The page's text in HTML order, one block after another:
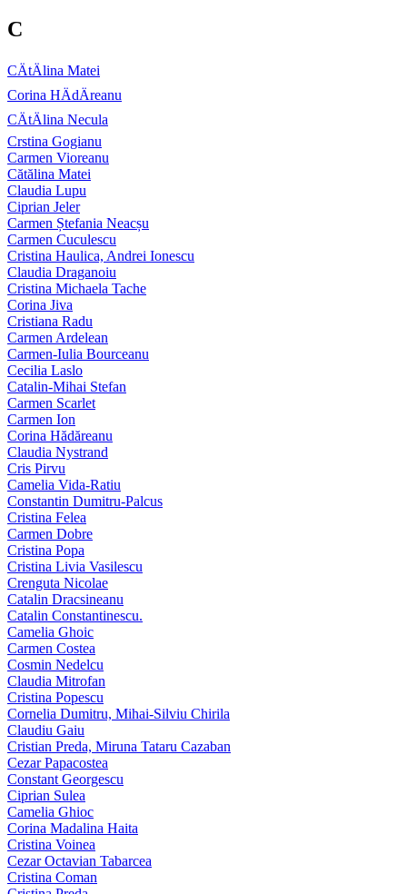
C
CÄtÄlina Matei
Corina HÄdÄreanu
CÄtÄlina Necula
Crstina Gogianu
Carmen Vioreanu
Cătălina Matei
Claudia Lupu
Ciprian Jeler
Carmen Ștefania Neacșu
Carmen Cuculescu
Cristina Haulica, Andrei Ionescu
Claudia Draganoiu
Cristina Michaela Tache
Corina Jiva
Cristiana Radu
Carmen Ardelean
Carmen-Iulia Bourceanu
Cecilia Laslo
Catalin-Mihai Stefan
Carmen Scarlet
Carmen Ion
Corina Hădăreanu
Claudia Nystrand
Cris Pirvu
Camelia Vida-Ratiu
Constantin Dumitru‑Palcus
Cristina Felea
Carmen Dobre
Cristina Popa
Cristina Livia Vasilescu
Crenguta Nicolae
Catalin Dracsineanu
Catalin Constantinescu.
Camelia Ghoic
Carmen Costea
Cosmin Nedelcu
Claudia Mitrofan
Cristina Popescu
Cornelia Dumitru, Mihai‑Silviu Chirila
Claudiu Gaiu
Cristian Preda, Miruna Tataru Cazaban
Cezar Papacostea
Constant Georgescu
Ciprian Sulea
Camelia Ghioc
Corina Madalina Haita
Cristina Voinea
Cezar Octavian Tabarcea
Cristina Coman